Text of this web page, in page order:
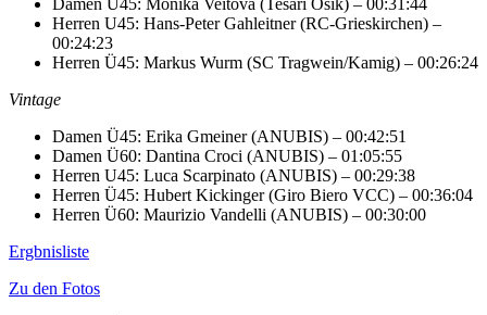
Damen U45: Monika Veitova (Tesari Osik) – 00:31:44
Herren U45: Hans-Peter Gahleitner (RC-Grieskirchen) –
00:24:23
Herren Ü45: Markus Wurm (SC Tragwein/Kamig) – 00:26:24
Vintage
Damen Ü45: Erika Gmeiner (ANUBIS) – 00:42:51
Damen Ü60: Dantina Croci (ANUBIS) – 01:05:55
Herren U45: Luca Scarpinato (ANUBIS) – 00:29:38
Herren Ü45: Hubert Kickinger (Giro Biero VCC) – 00:36:04
Herren Ü60: Maurizio Vandelli (ANUBIS) – 00:30:00
Ergbnisliste
Zu den Fotos